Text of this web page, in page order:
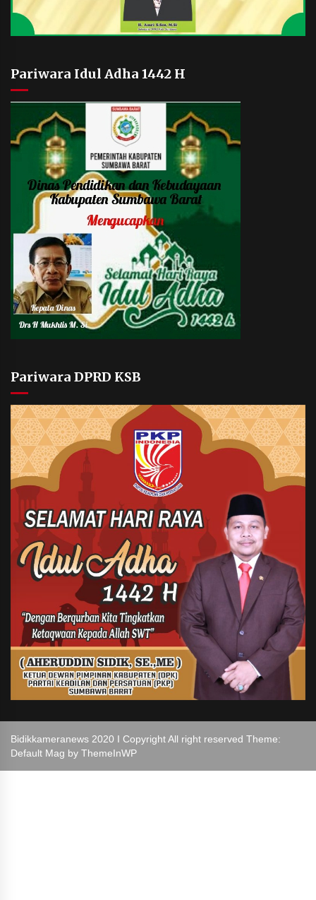
Pariwara Idul Adha 1442 H
Pariwara DPRD KSB
Bidikkameranews 2020 I Copyright All right reserved Theme:
Default Mag by ThemeInWP